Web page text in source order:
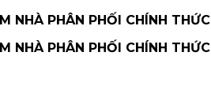
NHÀ PHÂN PHỐI CHÍNH
NHÀ PHÂN PHỐI CHÍNH